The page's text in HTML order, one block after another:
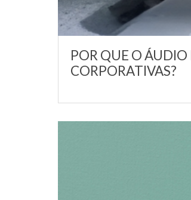
POR QUE O
CORPORATIVAS?